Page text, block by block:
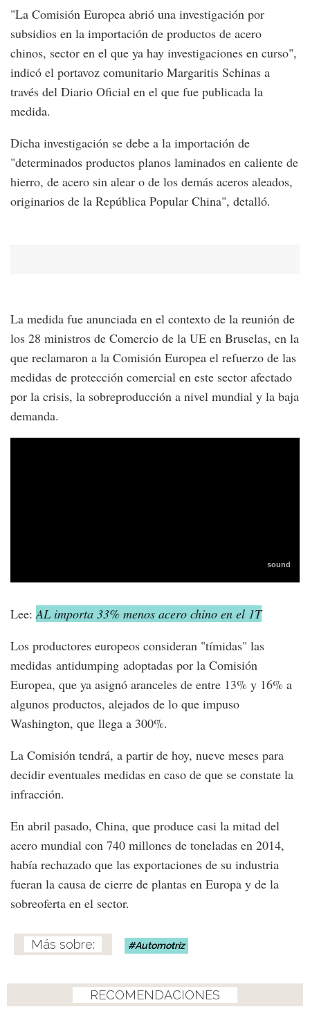
"La Comisión Europea abrió una investigación por
subsidios en la importación de productos de acero
chinos, sector en el que ya hay investigaciones en curso",
indicó el portavoz comunitario Margaritis Schinas a
través del Diario Oficial en el que fue publicada la
medida.
Dicha investigación se debe a la importación de
"determinados productos planos laminados en caliente de
hierro, de acero sin alear o de los demás aceros aleados,
originarios de la República Popular China", detalló.
La medida fue anunciada en el contexto de la reunión de
los 28 ministros de Comercio de la UE en Bruselas, en la
que reclamaron a la Comisión Europea el refuerzo de las
medidas de protección comercial en este sector afectado
por la crisis, la sobreproducción a nivel mundial y la baja
demanda.
Lee: AL importa 33% menos acero chino en el 1T
Los productores europeos consideran "tímidas" las
medidas antidumping adoptadas por la Comisión
Europea, que ya asignó aranceles de entre 13% y 16% a
algunos productos, alejados de lo que impuso
Washington, que llega a 300%.
La Comisión tendrá, a partir de hoy, nueve meses para
decidir eventuales medidas en caso de que se constate la
infracción.
En abril pasado, China, que produce casi la mitad del
acero mundial con 740 millones de toneladas en 2014,
había rechazado que las exportaciones de su industria
fueran la causa de cierre de plantas en Europa y de la
sobreoferta en el sector.
Automotriz
RECOMENDACIONES